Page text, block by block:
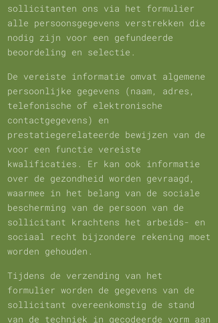
sollicitanten ons via het formulier
alle persoonsgegevens verstrekken die
nodig zijn voor een gefundeerde
beoordeling en selectie.
De vereiste informatie omvat algemene
persoonlijke gegevens (naam, adres,
telefonische of elektronische
contactgegevens) en
prestatiegerelateerde bewijzen van de
voor een functie vereiste
kwalificaties. Er kan ook informatie
over de gezondheid worden gevraagd,
waarmee in het belang van de sociale
bescherming van de persoon van de
sollicitant krachtens het arbeids- en
sociaal recht bijzondere rekening moet
worden gehouden.
Tijdens de verzending van het
formulier worden de gegevens van de
sollicitant overeenkomstig de stand
van de techniek in gecodeerde vorm aan